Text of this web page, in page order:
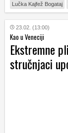
Lučka Kajfež Bogataj
23.02. (13:00)
Kao u Veneciji
Ekstremne
stručnjaci